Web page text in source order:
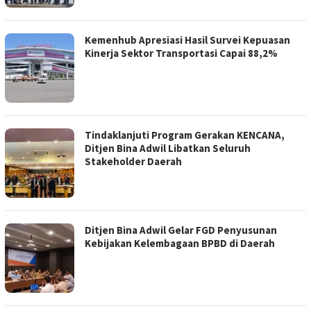
Kemenhub Apresiasi Hasil Survei Kepuasan
Kinerja Sektor Transportasi Capai 88,2%
Tindaklanjuti Program Gerakan KENCANA,
Ditjen Bina Adwil Libatkan Seluruh
Stakeholder Daerah
Ditjen Bina Adwil Gelar FGD Penyusunan
Kebijakan Kelembagaan BPBD di Daerah